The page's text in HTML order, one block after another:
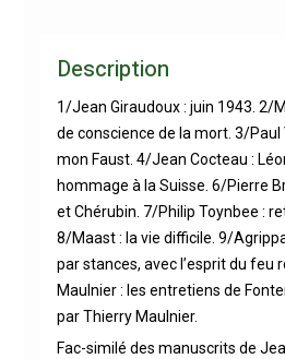
Description
1/Jean Giraudoux : juin 1943. 2/
de conscience de la mort. 3/Paul
mon Faust. 4/Jean Cocteau :
hommage à la Suisse. 6/Pierre
et Chérubin. 7/Philip Toynbee :
8/Maast : la vie difficile. 9/
par stances, avec l’esprit du feu
Maulnier : les entretiens de
par Thierry Maulnier.
Fac-similé des manuscrits de